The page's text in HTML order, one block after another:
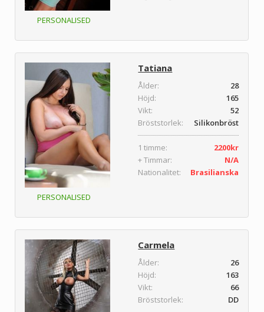
PERSONALISED
PERSONALISED
Tatiana
Ålder:
28
Höjd:
165
Vikt:
52
Bröststorlek:
Silikonbröst
1 timme:
2200kr
+ Timmar:
N/A
Nationalitet:
Brasilianska
Carmela
Ålder:
26
Höjd:
163
Vikt:
66
Bröststorlek:
DD